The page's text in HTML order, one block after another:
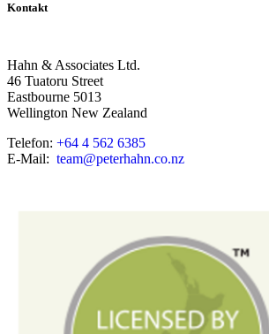
Kontakt
Hahn & Associates Ltd.
46 Tuatoru Street
Eastbourne 5013
Wellington New Zealand
Telefon: +64 4 562 6385
E-Mail: team@peterhahn.co.nz